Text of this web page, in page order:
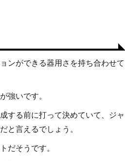
ンができる器用さを持ち合わせて
強いです。
する前に打って決めていて、ジャ
と言えるでしょう。
だそうです。